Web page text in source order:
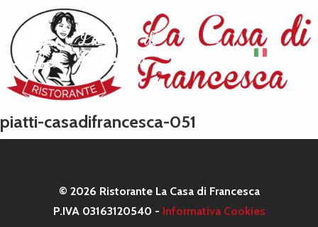
piatti-casadifrancesca-051
© 2026 Ristorante La Casa di Francesca
P.IVA 03163120540 - Informativa Cookies